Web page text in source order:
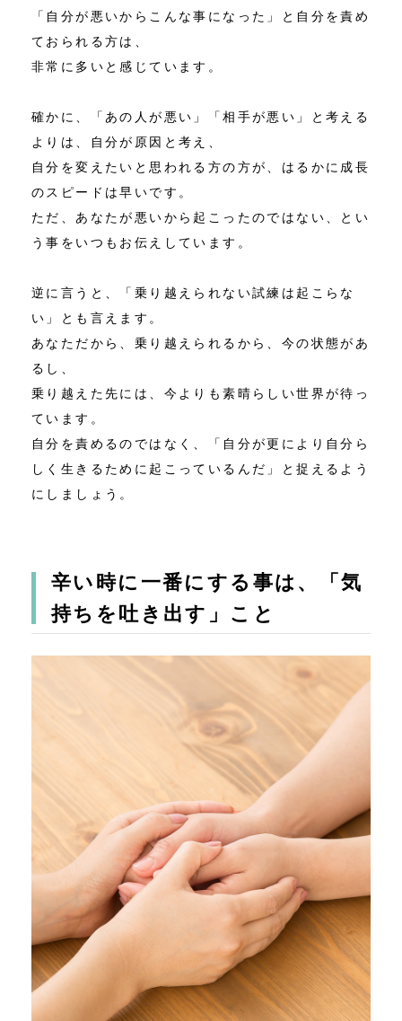
「自分が悪いからこんな事になった」と自分を責め
ておられる方は、
非常に多いと感じています。
確かに、「あの人が悪い」「相手が悪い」と考える
よりは、自分が原因と考え、
自分を変えたいと思われる方の方が、はるかに成長
のスピードは早いです。
ただ、あなたが悪いから起こったのではない、とい
う事をいつもお伝えしています。
逆に言うと、「乗り越えられない試練は起こらな
い」とも言えます。
あなただから、乗り越えられるから、今の状態があ
るし、
乗り越えた先には、今よりも素晴らしい世界が待っ
ています。
自分を責めるのではなく、「自分が更により自分ら
しく生きるために起こっているんだ」と捉えるよう
にしましょう。
辛い時に一番にする事は、「気
持ちを吐き出す」こと